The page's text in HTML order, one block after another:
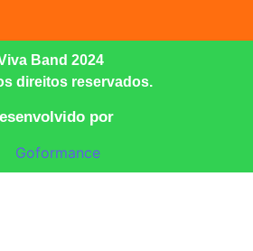
Band 2024
direitos reservados.
por